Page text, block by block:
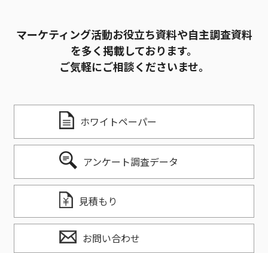
マーケティング活動お役立ち資料や自主調査資料
を多く掲載しております。
ご気軽にご相談くださいませ。
ホワイトペーパー
アンケート調査データ
見積もり
お問い合わせ